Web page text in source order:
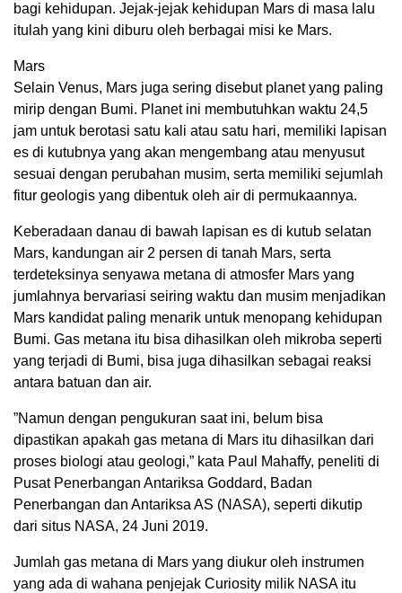
bagi kehidupan. Jejak-jejak kehidupan Mars di masa lalu
itulah yang kini diburu oleh berbagai misi ke Mars.
Mars
Selain Venus, Mars juga sering disebut planet yang paling
mirip dengan Bumi. Planet ini membutuhkan waktu 24,5
jam untuk berotasi satu kali atau satu hari, memiliki lapisan
es di kutubnya yang akan mengembang atau menyusut
sesuai dengan perubahan musim, serta memiliki sejumlah
fitur geologis yang dibentuk oleh air di permukaannya.
Keberadaan danau di bawah lapisan es di kutub selatan
Mars, kandungan air 2 persen di tanah Mars, serta
terdeteksinya senyawa metana di atmosfer Mars yang
jumlahnya bervariasi seiring waktu dan musim menjadikan
Mars kandidat paling menarik untuk menopang kehidupan
Bumi. Gas metana itu bisa dihasilkan oleh mikroba seperti
yang terjadi di Bumi, bisa juga dihasilkan sebagai reaksi
antara batuan dan air.
”Namun dengan pengukuran saat ini, belum bisa
dipastikan apakah gas metana di Mars itu dihasilkan dari
proses biologi atau geologi,” kata Paul Mahaffy, peneliti di
Pusat Penerbangan Antariksa Goddard, Badan
Penerbangan dan Antariksa AS (NASA), seperti dikutip
dari situs NASA, 24 Juni 2019.
Jumlah gas metana di Mars yang diukur oleh instrumen
yang ada di wahana penjejak Curiosity milik NASA itu